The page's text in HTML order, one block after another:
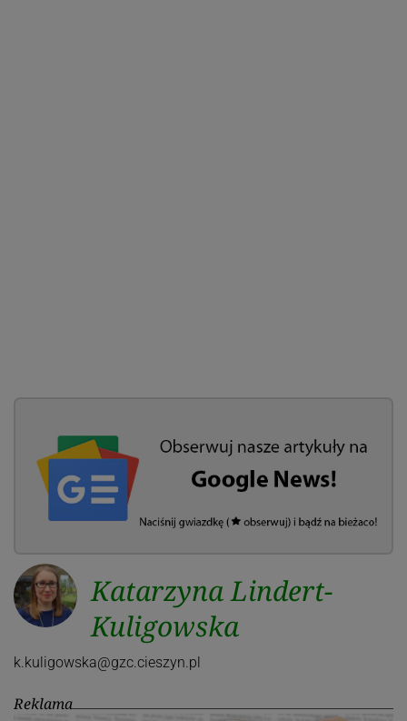
Katarzyna Lindert-
Kuligowska
k.kuligowska@gzc.cieszyn.pl
Reklama